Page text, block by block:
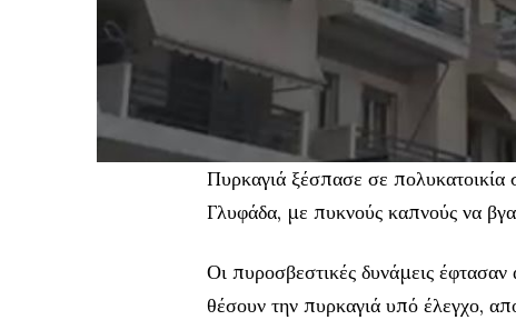
Πυρκαγιά ξέσπασε σε
Γλυφάδα, με πυκνούς καπνούς να
Οι πυροσβεστικές δυνάμεις
θέσουν την πυρκαγιά υπό έλεγχο,